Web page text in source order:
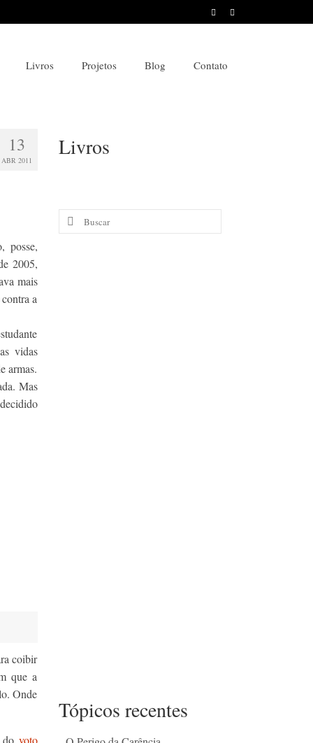
Livros Projetos Blog Contato
13
ABR 2011
posse,
2005,
mais
a
vidas
armas.
Mas
coibir
que a
Onde
do voto
Livros
Buscar
por:
Tópicos recentes